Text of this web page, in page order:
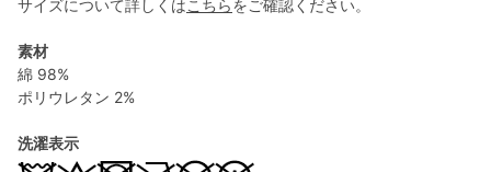
サイズについて詳しくはこちらをご確認ください。
素材
綿 98%
ポリウレタン 2%
洗濯表示